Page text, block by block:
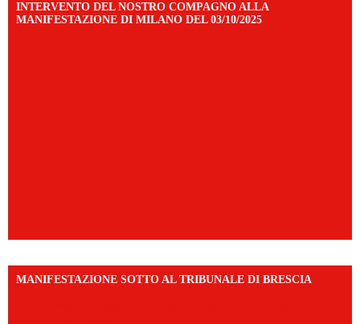
INTERVENTO DEL NOSTRO COMPAGNO ALLA
MANIFESTAZIONE DI MILANO DEL 03/10/2025
MANIFESTAZIONE SOTTO AL TRIBUNALE DI BRESCIA